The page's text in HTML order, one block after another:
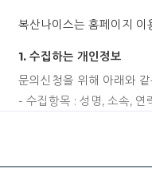
복산나이스는 홈페이지
1. 수집하는 개인정보
문의신청을 위해 아래와
- 수집항목 : 성명, 소속, 연